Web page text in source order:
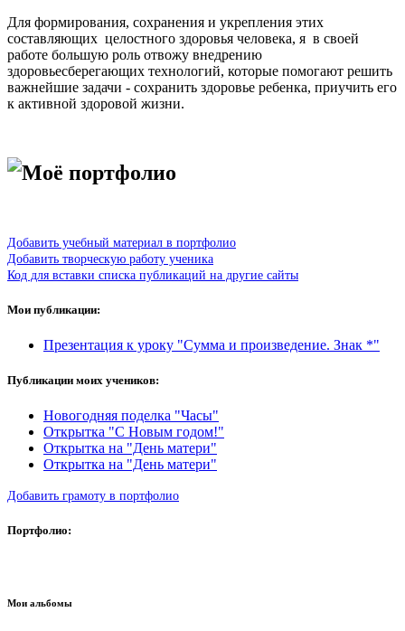
Для формирования, сохранения и укрепления этих
составляющих целостного здоровья человека, я в своей
работе большую роль отвожу внедрению
здоровьесберегающих технологий, которые помогают решить
важнейшие задачи - сохранить здоровье ребенка, приучить его
к активной здоровой жизни.
Моё портфолио
Добавить учебный материал в портфолио
Добавить творческую работу ученика
Код для вставки списка публикаций на другие сайты
Мои публикации:
Презентация к уроку "Сумма и произведение. Знак *"
Публикации моих учеников:
Новогодняя поделка "Часы"
Открытка "С Новым годом!"
Открытка на "День матери"
Открытка на "День матери"
Добавить грамоту в портфолио
Портфолио:
Мои альбомы